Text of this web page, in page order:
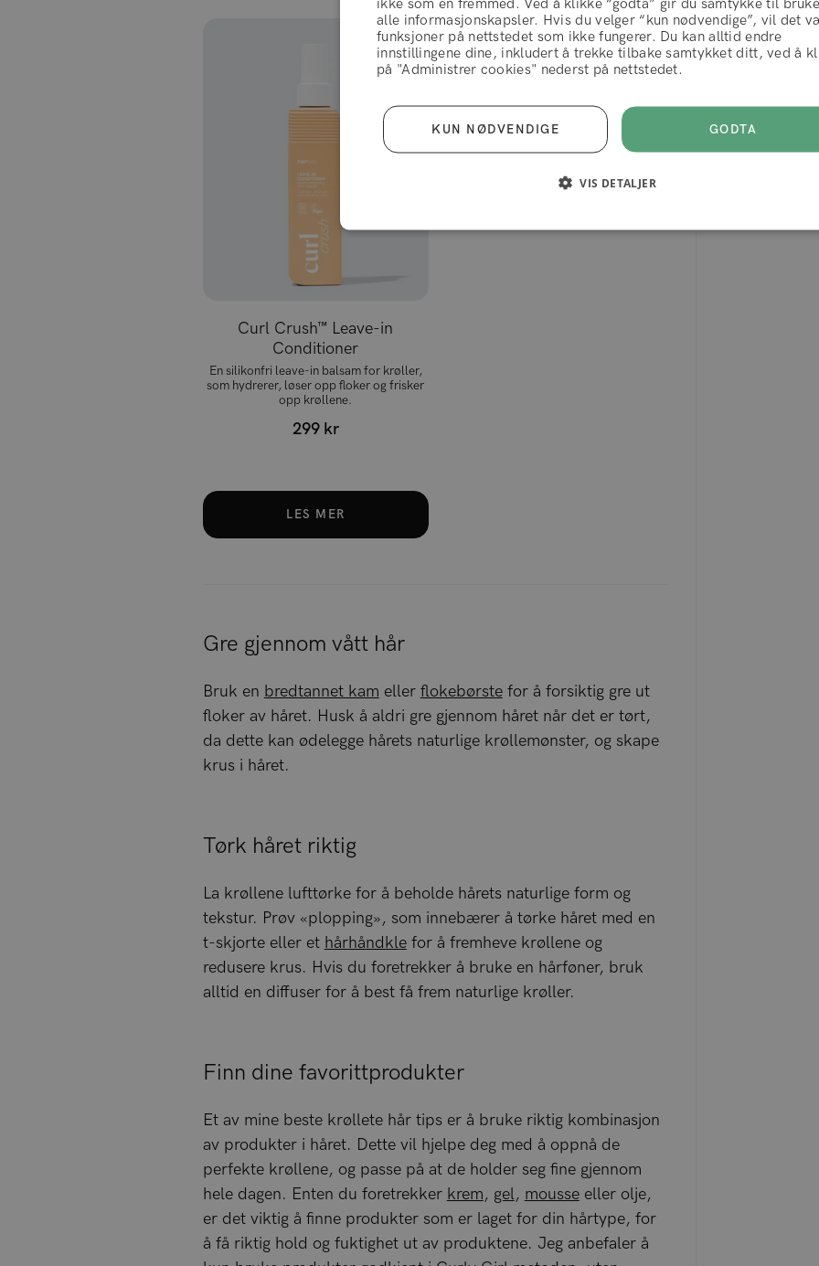
Curl Crush™ Leave-in
Conditioner
En silikonfri leave-in balsam for krøller,
som hydrerer, løser opp floker og frisker
opp krøllene.
299 kr
LES MER
Gre gjennom vått hår
Bruk en bredtannet kam eller flokebørstefor å forsiktig gre ut
floker av håret. Husk å aldri gre gjennom håret når det er tørt,
da dette kan ødelegge hårets naturlige krøllemønster, og skape
krus i håret.
Tørk håret riktig
La krøllene lufttørke for å beholde hårets naturlige form og
tekstur. Prøv «plopping», som innebærer å tørke håret med en
t-skjorte eller et hårhåndklefor å fremheve krøllene og
redusere krus. Hvis du foretrekker å bruke en hårføner, bruk
alltid en diffuser for å best få frem naturlige krøller.
Finn dine favorittprodukter
Et av mine beste krøllete hår tips er å bruke riktig kombinasjon
av produkter i håret. Dette vil hjelpe deg med å oppnå de
perfekte krøllene, og passe på at de holder seg fine gjennom
hele dagen. Enten du foretrekker krem, gel, mousseeller olje,
er det viktig å finne produkter som er laget for din hårtype, for
å få riktig hold og fuktighet ut av produktene. Jeg anbefaler å
vilkår og betingelser
ikke som en fremmed. Ved å klikke “godta” gir du samtykke til
alle informasjonskapsler. Hvis du velger “kun nødvendige”, vil det
funksjoner på nettstedet som ikke fungerer. Du kan alltid endre
innstillingene dine, inkludert å trekke tilbake samtykket ditt, ved å
på "Administrer cookies" nederst på nettstedet.
GODTA
KUN NØDVENDIGE
VIS DETALJER